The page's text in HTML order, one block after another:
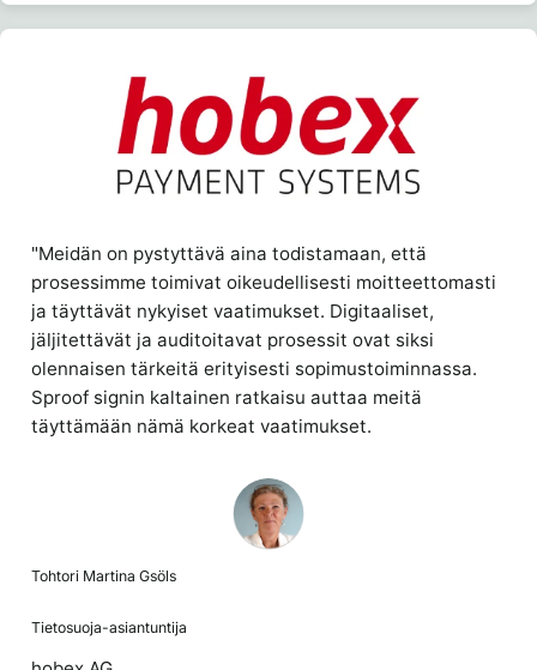
"Meidän on pystyttävä aina todistamaan, että
prosessimme toimivat oikeudellisesti moitteettomasti
ja täyttävät nykyiset vaatimukset. Digitaaliset,
jäljitettävät ja auditoitavat prosessit ovat siksi
olennaisen tärkeitä erityisesti sopimustoiminnassa.
Sproof signin kaltainen ratkaisu auttaa meitä
täyttämään nämä korkeat vaatimukset.
Tohtori Martina Gsöls
Tietosuoja-asiantuntija